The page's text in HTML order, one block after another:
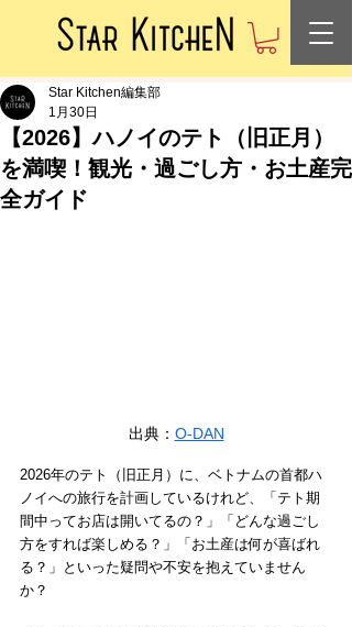
【2026】ハノイのテト（旧正月）
を満喫！観光・過ごし方・お土産完
全ガイド
Star Kitchen編集部
1月30日
出典： O-DAN
2026年のテト（旧正月）に、ベトナムの首都ハ
ノイへの旅行を計画しているけれど、「テト期
間中ってお店は開いてるの？」「どんな過ごし
方をすれば楽しめる？」「お土産は何が喜ばれ
る？」といった疑問や不安を抱えていません
か？